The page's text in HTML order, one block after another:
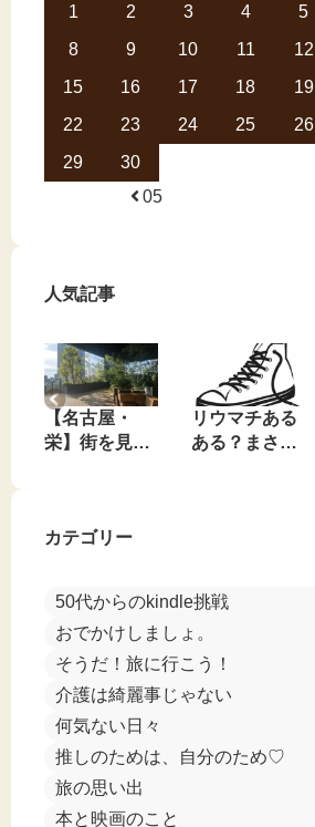
1
2 3 4 5
8
9 10 11 12
15
16 17 18 19
22
23 24 25 26
29
30
05
人気記事
【名古屋・
栄】街を見下
ト
リウマチある
ある？まさか
カテゴリー
50代からのkindle挑戦
おでかけしましょ。
そうだ！旅に行こう！
介護は綺麗事じゃない
何気ない日々
推しのためは、自分のため♡
旅の思い出
本と映画のこと